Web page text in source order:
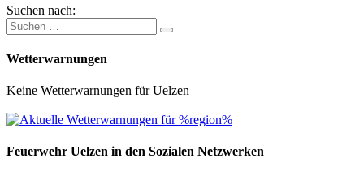
Suchen nach:
Wetterwarnungen
Keine Wetterwarnungen für Uelzen
Feuerwehr Uelzen in den Sozialen Netzwerken